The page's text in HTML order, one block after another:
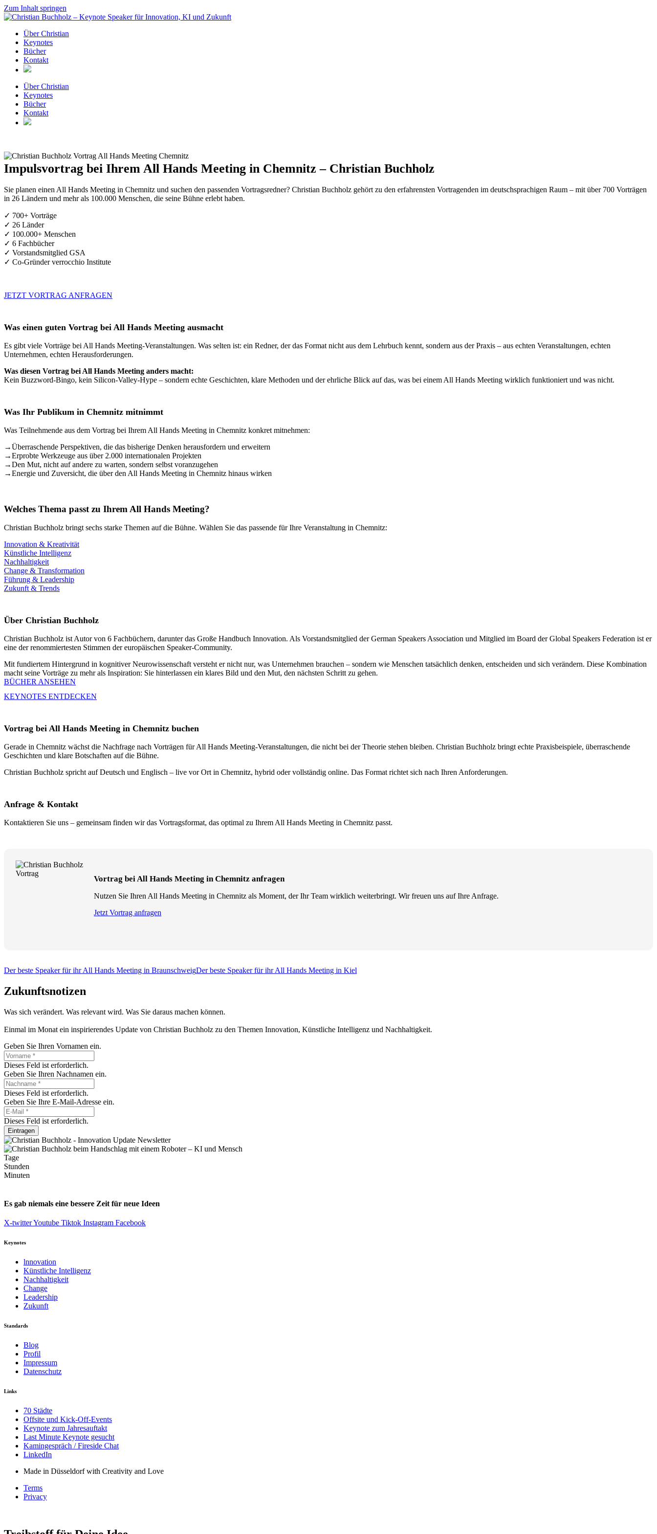
Zum Inhalt springen
Über Christian
Keynotes
Bücher
Kontakt
Über Christian
Keynotes
Bücher
Kontakt
Impulsvortrag bei Ihrem All Hands Meeting in Chemnitz – Christian Buchholz
Sie planen einen All Hands Meeting in Chemnitz und suchen den passenden Vortragsredner? Christian Buchholz gehört zu den erfahrensten Vortragenden im deutschsprachigen Raum – mit über 700 Vorträgen
in 26 Ländern und mehr als 100.000 Menschen, die seine Bühne erlebt haben.
✓ 700+ Vorträge
✓ 26 Länder
✓ 100.000+ Menschen
✓ 6 Fachbücher
✓ Vorstandsmitglied GSA
✓ Co-Gründer verrocchio Institute
JETZT VORTRAG ANFRAGEN
Was einen guten Vortrag bei All Hands Meeting ausmacht
Es gibt viele Vorträge bei All Hands Meeting-Veranstaltungen. Was selten ist: ein Redner, der das Format nicht aus dem Lehrbuch kennt, sondern aus der Praxis – aus echten Veranstaltungen, echten
Unternehmen, echten Herausforderungen.
Was diesen Vortrag bei All Hands Meeting anders macht:
Kein Buzzword-Bingo, kein Silicon-Valley-Hype – sondern echte Geschichten, klare Methoden und der ehrliche Blick auf das, was bei einem All Hands Meeting wirklich funktioniert und was nicht.
Was Ihr Publikum in Chemnitz mitnimmt
Was Teilnehmende aus dem Vortrag bei Ihrem All Hands Meeting in Chemnitz konkret mitnehmen:
→Überraschende Perspektiven, die das bisherige Denken herausfordern und erweitern
→Erprobte Werkzeuge aus über 2.000 internationalen Projekten
→Den Mut, nicht auf andere zu warten, sondern selbst voranzugehen
→Energie und Zuversicht, die über den All Hands Meeting in Chemnitz hinaus wirken
Welches Thema passt zu Ihrem All Hands Meeting?
Christian Buchholz bringt sechs starke Themen auf die Bühne. Wählen Sie das passende für Ihre Veranstaltung in Chemnitz:
Innovation & Kreativität
Künstliche Intelligenz
Nachhaltigkeit
Change & Transformation
Führung & Leadership
Zukunft & Trends
Über Christian Buchholz
Christian Buchholz ist Autor von 6 Fachbüchern, darunter das Große Handbuch Innovation. Als Vorstandsmitglied der German Speakers Association und Mitglied im Board der Global Speakers Federation ist er
eine der renommiertesten Stimmen der europäischen Speaker-Community.
Mit fundiertem Hintergrund in kognitiver Neurowissenschaft versteht er nicht nur, was Unternehmen brauchen – sondern wie Menschen tatsächlich denken, entscheiden und sich verändern. Diese Kombination
macht seine Vorträge zu mehr als Inspiration: Sie hinterlassen ein klares Bild und den Mut, den nächsten Schritt zu gehen.
BÜCHER ANSEHEN
KEYNOTES ENTDECKEN
Vortrag bei All Hands Meeting in Chemnitz buchen
Gerade in Chemnitz wächst die Nachfrage nach Vorträgen für All Hands Meeting-Veranstaltungen, die nicht bei der Theorie stehen bleiben. Christian Buchholz bringt echte Praxisbeispiele, überraschende
Geschichten und klare Botschaften auf die Bühne.
Christian Buchholz spricht auf Deutsch und Englisch – live vor Ort in Chemnitz, hybrid oder vollständig online. Das Format richtet sich nach Ihren Anforderungen.
Anfrage & Kontakt
Kontaktieren Sie uns – gemeinsam finden wir das Vortragsformat, das optimal zu Ihrem All Hands Meeting in Chemnitz passt.
Vortrag bei All Hands Meeting in Chemnitz anfragen
Nutzen Sie Ihren All Hands Meeting in Chemnitz als Moment, der Ihr Team wirklich weiterbringt. Wir freuen uns auf Ihre Anfrage.
Jetzt Vortrag anfragen
Der beste Speaker für ihr All Hands Meeting in BraunschweigDer beste Speaker für ihr All Hands Meeting in Kiel
Zukunftsnotizen
Was sich verändert. Was relevant wird. Was Sie daraus machen können.
Einmal im Monat ein inspirierendes Update von Christian Buchholz zu den Themen Innovation, Künstliche Intelligenz und Nachhaltigkeit.
Geben Sie Ihren Vornamen ein.
Dieses Feld ist erforderlich.
Geben Sie Ihren Nachnamen ein.
Dieses Feld ist erforderlich.
Geben Sie Ihre E-Mail-Adresse ein.
Dieses Feld ist erforderlich.
Eintragen
Tage
Stunden
Minuten
Es gab niemals eine bessere Zeit für neue Ideen
X-twitterYoutube Tiktok Instagram Facebook
Keynotes
lnnovation
Künstliche Intelligenz
Nachhaltigkeit
Change
Leadership
Zukunft
Standards
Blog
Profil
Impressum
Datenschutz
Links
70 Städte
Offsite und Kick-Off-Events
Keynote zum Jahresauftakt
Last Minute Keynote gesucht
Kamingespräch / Fireside Chat
LinkedIn
Made in Düsseldorf with Creativity and Love
Terms
Privacy